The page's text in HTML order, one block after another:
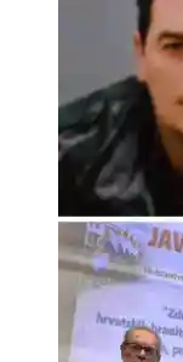
zavičaj…“,
Hranislava
Portada
(1920.
–
2016.)